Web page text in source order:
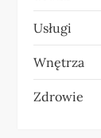
Usługi
Wnętrza
Zdrowie